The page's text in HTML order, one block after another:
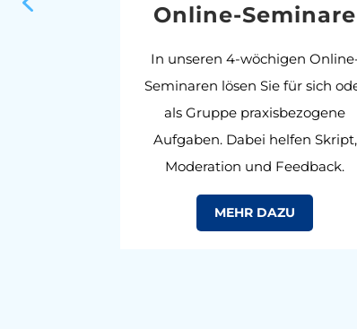
Online-Seminare
In unseren 4-wöchigen
Seminaren lösen Sie für sich
als Gruppe praxisbezogene
Aufgaben. Dabei helfen Skript,
Moderation und Feedback.
MEHR DAZU